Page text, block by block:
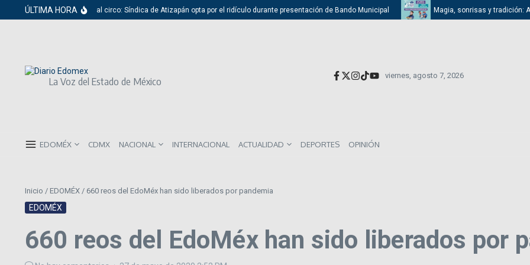
Saltar al contenido
ÚLTIMA HORA
Del cabildo al circo: Síndica de Atizapán opta por el ridículo durante presentación de Bando Municipal Magia, sonrisas y tradición:
La Voz del Estado de México viernes, agosto 7, 2026
EDOMÉX CDMX NACIONAL INTERNACIONAL ACTUALIDAD DEPORTES OPINIÓN
Inicio / EDOMÉX / 660 reos del EdoMéx han sido liberados por pandemia
EDOMÉX
660 reos del EdoMéx han sido liberados por